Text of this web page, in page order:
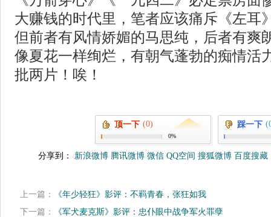
大赚钱的时代里，笔者应该痛斥《左耳
但前者有风情娇媚的马思纯，后者有爽
像夏花一样绚烂，有朝气蓬勃的痴情活
批两片！唉！
顶一下 (0)
0%
踩一下
分享到： 新浪微博 腾讯微博 微信 QQ空间 搜狐微博 百度搜藏
上一篇：
《年少轻狂》影评：不羁青春，张狂如我
下一篇：
《军犬麦克斯》影评：忠仆眼中战争军火罪孽